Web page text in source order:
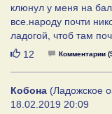
клюнул у меня на
все.народу почти
ладогой, чтоб там
Нравится
12 Комментарии
Кобона (Ладожское
18.02.2019 20:09